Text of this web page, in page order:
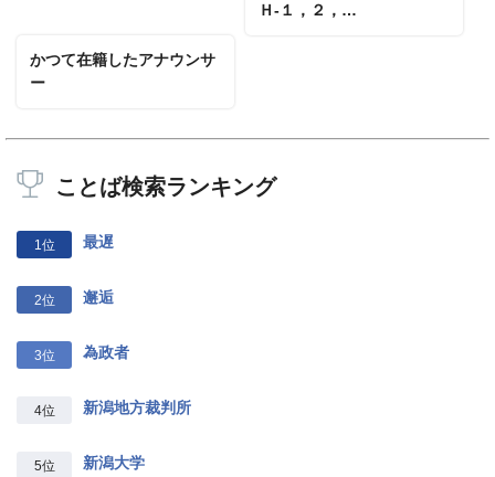
Ｈ‐１，２，…
かつて在籍したアナウンサ
ー
ことば検索ランキング
1位 最遅
2位 邂逅
3位 為政者
4位 新潟地方裁判所
5位 新潟大学